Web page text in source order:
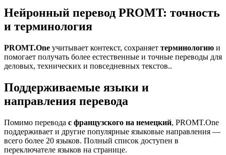
Нейронный перевод PROMT: точность
и терминология
PROMT.One учитывает контекст, сохраняет терминологию и
помогает получать более естественные и точные переводы для
деловых, технических и повседневных текстов..
Поддерживаемые языки и
направления перевода
Помимо перевода с французского на немецкий, PROMT.One
поддерживает и другие популярные языковые направления —
всего более 20 языков. Полный список доступен в
переключателе языков на странице.